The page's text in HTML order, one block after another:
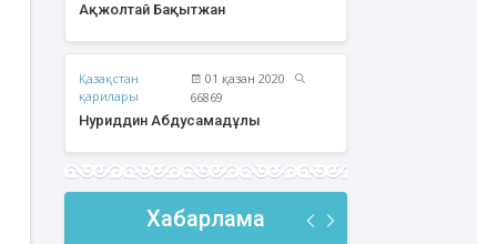
Ақжолтай Бақытжан
Қазақстан
қарилары
01 қазан 2020
66869
Нуриддин Абдусамадұлы
Хабарлама